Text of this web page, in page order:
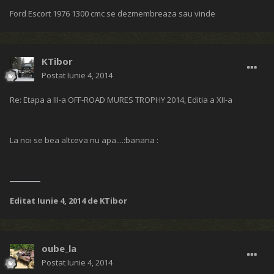
Ford Escort 1976 1300 cmc se dezmembreaza sau vinde
KTibor
Postat Iunie 4, 2014
Re: Etapa a III-a OFF-ROAD MURES TROPHY 2014, Editia a XII-a
La noi se bea altceva nu apa....:banana :